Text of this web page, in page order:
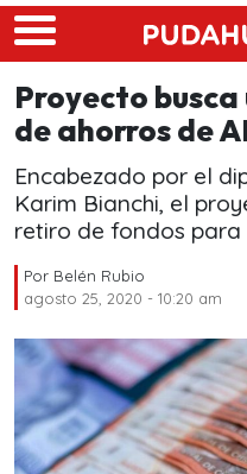
Skip to main content
Proyecto
de ahorros de
Encabezado por el
Karim Bianchi, el
retiro de fondos para
Por Belén Rubio
agosto 25, 2020 - 10:20 am